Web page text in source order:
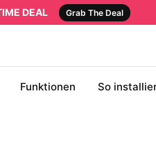
DEAL Grab The Deal
Funktionen So